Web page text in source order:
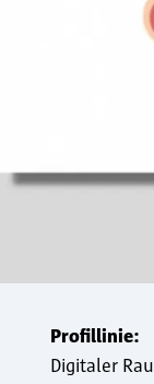
Profillinie:
Digitaler